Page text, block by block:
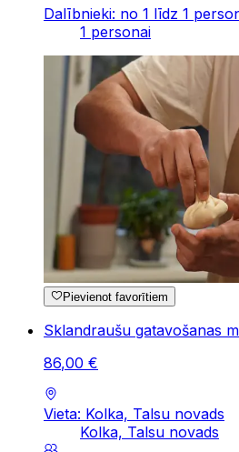
Dalībnieki: no 1 līdz 1
1 personai
Pievienot favorītiem
Sklandraušu gatavošanas
86,00 €
Vieta: Kolka, Talsu novads
Kolka, Talsu novads